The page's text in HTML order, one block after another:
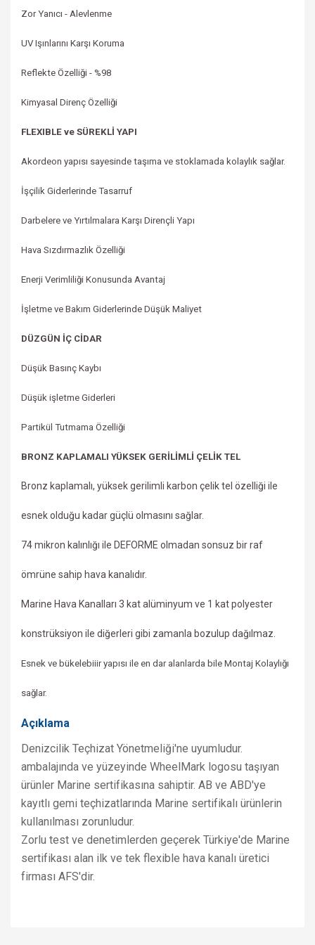
Zor Yanıcı - Alevlenme
UV Işınlarını Karşı Koruma
Reflekte Özelliği - %98
Kimyasal Direnç Özelliği
FLEXIBLE ve SÜREKLİ YAPI
Akordeon yapısı sayesinde taşıma ve stoklamada kolaylık sağlar.
İşçilik Giderlerinde Tasarruf
Darbelere ve Yırtılmalara Karşı Dirençli Yapı
Hava Sızdırmazlık Özelliği
Enerji Verimliliği Konusunda Avantaj
İşletme ve Bakım Giderlerinde Düşük Maliyet
DÜZGÜN İÇ CİDAR
Düşük Basınç Kaybı
Düşük işletme Giderleri
Partikül Tutmama Özelliği
BRONZ KAPLAMALI YÜKSEK GERİLİMLİ ÇELİK TEL
Bronz kaplamalı, yüksek gerilimli karbon çelik tel özelliği ile
esnek olduğu kadar güçlü olmasını sağlar.
74 mikron kalınlığı ile DEFORME olmadan sonsuz bir raf
ömrüne sahip hava kanalıdır.
Marine Hava Kanalları 3 kat alüminyum ve 1 kat polyester
konstrüksiyon ile diğerleri gibi zamanla bozulup dağılmaz.
Esnek ve bükelebiiir yapısı ile en dar alanlarda bile Montaj Kolaylığı
sağlar.
Açıklama
Denizcilik Teçhizat Yönetmeliği'ne uyumludur.
ambalajında ve yüzeyinde WheelMark logosu taşıyan
ürünler Marine sertifikasına sahiptir. AB ve ABD'ye
kayıtlı gemi teçhizatlarında Marine sertifikalı ürünlerin
kullanılması zorunludur.
Zorlu test ve denetimlerden geçerek Türkiye'de Marine
sertifikası alan ilk ve tek flexible hava kanalı üretici
firması AFS'dir.